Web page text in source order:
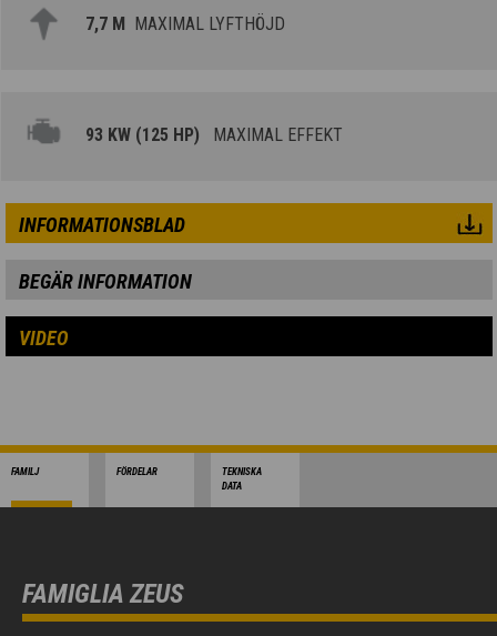
7,7 M MAXIMAL LYFTHÖJD
93 KW (125 HP) MAXIMAL EFFEKT
INFORMATIONSBLAD
BEGÄR INFORMATION
VIDEO
FAMILJ FÖRDELAR
TEKNISKA
DATA
FAMIGLIA ZEUS